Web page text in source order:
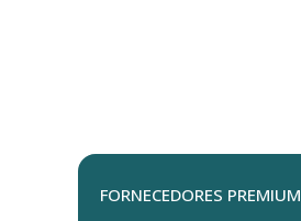
FORNECEDORES PREMIUM